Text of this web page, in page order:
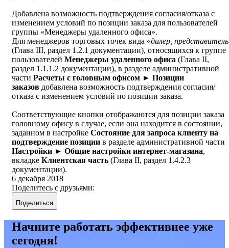
Добавлена возможность подтверждения согласия/отказа с
изменением условий по позиции заказа для пользователей
группы «Менеджеры удаленного офиса».
Для менеджеров торговых точек вида «дилер, представитель
(Глава III, раздел 1.2.1 документации), относящихся к группе
пользователей Менеджеры удаленного офиса (Глава II,
раздел 1.1.1.2 документации), в разделе административной
части Расчеты с головным офисом ► Позиции
заказов добавлена возможность подтверждения согласия/
отказа с изменением условий по позиции заказа.
Соответствующие кнопки отображаются для позиции заказа
головному офису в случае, если она находится в состоянии,
заданном в настройке Состояние для запроса клиенту на
подтверждение позиции в разделе административной части
Настройки ► Общие настройки интернет-магазина,
вкладке Клиентская часть (Глава II, раздел 1.4.2.3
документации).
6 декабря 2018
Поделитесь с друзьями:
Поделиться
Начните работать эффективнее уже
сегодня!